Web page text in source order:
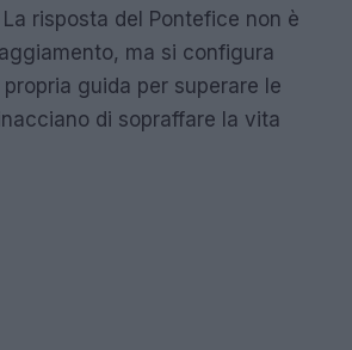
risposta del Pontefice non è
ma si configura
guida per superare le
di sopraffare la vita